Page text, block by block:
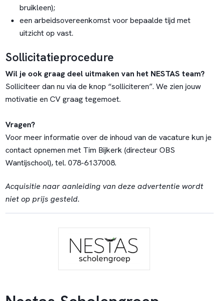
bruikleen);
een arbeidsovereenkomst voor bepaalde tijd met
uitzicht op vast.
Sollicitatieprocedure
Wil je ook graag deel uitmaken van het NESTAS team?
Solliciteer dan nu via de knop “solliciteren”. We zien jouw
motivatie en CV graag tegemoet.
Vragen?
Voor meer informatie over de inhoud van de vacature kun je
contact opnemen met Tim Bijkerk (directeur OBS
Wantijschool), tel. 078-6137008.
Acquisitie naar aanleiding van deze advertentie wordt
niet op prijs gesteld.